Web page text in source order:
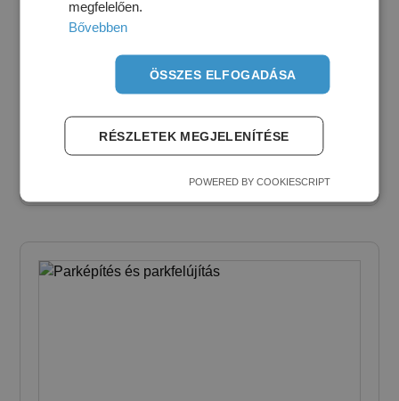
Játszótér építés
megfelelően.
Bővebben
ÖSSZES ELFOGADÁSA
RÉSZLETEK MEGJELENÍTÉSE
POWERED BY COOKIESCRIPT